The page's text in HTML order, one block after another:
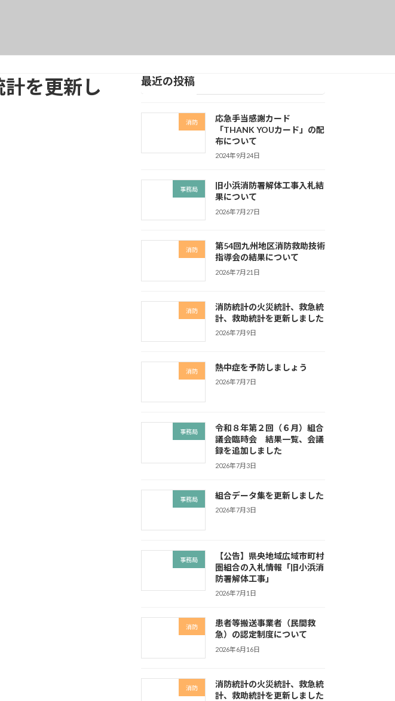
を更新し
最近の投稿
消防
応急手当感謝カード
「THANK YOUカード」の配
布について
2024年9月24日
事務局
旧小浜消防署解体工事入札結
果について
2026年7月27日
消防
第54回九州地区消防救助技術
指導会の結果について
2026年7月21日
消防
消防統計の火災統計、救急統
計、救助統計を更新しました
2026年7月9日
消防 熱中症を予防しましょう
2026年7月7日
事務局
令和８年第２回（６月）組合
議会臨時会 結果一覧、会議
録を追加しました
2026年7月3日
事務局 組合データ集を更新しました
2026年7月3日
事務局
【公告】県央地域広域市町村
圏組合の入札情報「旧小浜消
防署解体工事」
2026年7月1日
消防
患者等搬送事業者（民間救
急）の認定制度について
2026年6月16日
消防
消防統計の火災統計、救急統
計、救助統計を更新しました